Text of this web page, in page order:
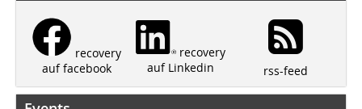
recovery
auf facebook
recovery
auf Linkedin
rss-feed